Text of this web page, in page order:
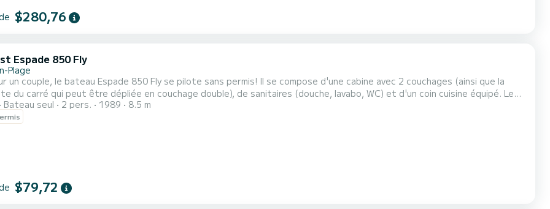
$280,76
Espade 850 Fly
Plage
un couple, le bateau Espade 850 Fly se pilote sans permis! Il se compose d'une cabine avec 2 couchages (ainsi que la
du carré qui peut être dépliée en couchage double), de sanitaires (douche, lavabo, WC) et d'un coin cuisine équipé. Le
double poste de pilotage! Pour les locations du lundi au vendredi (mini-semaine) OU week-end, le tarif sera
par nos équipes. → Conditions de location week-end : - Jour de départ : samedi matin (ou v...
Bateau seul 2 pers. 1989 8.5 m
$79,72